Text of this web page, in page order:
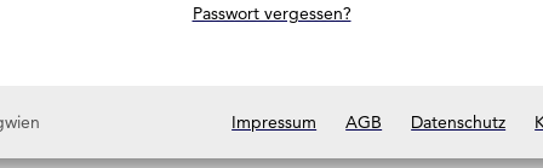
Passwort vergessen?
Impressum AGB Datenschutz